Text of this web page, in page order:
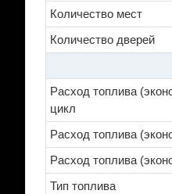
Количество мест
Количество дверей
Расход топлива
цикл
Расход топлива
Расход топлива
Тип топлива